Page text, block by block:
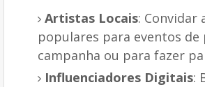
Artistas Locais: Convidar
populares para eventos de
campanha ou para fazer
Influenciadores Digitais: